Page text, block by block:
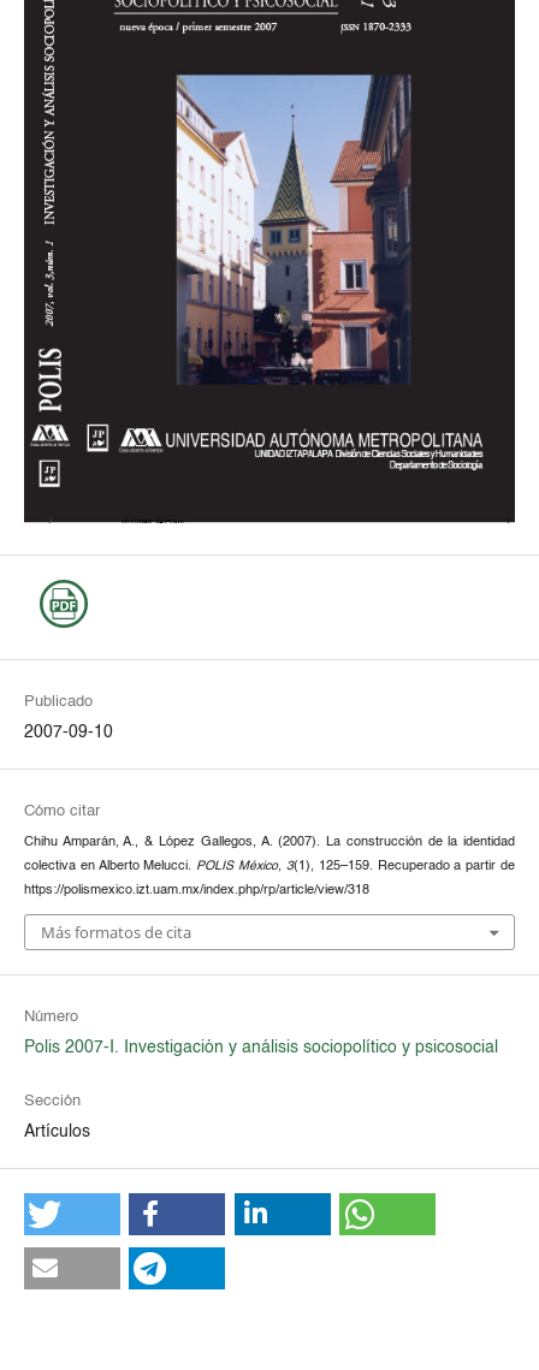
Publicado
2007-09-10
Cómo citar
Chihu Amparán, A., & López Gallegos, A. (2007). La construcción de la identidad
colectiva en Alberto Melucci. POLIS México, 3(1), 125–159. Recuperado a partir de
https://polismexico.izt.uam.mx/index.php/rp/article/view/318
Más formatos de cita
Número
Polis 2007-I. Investigación y análisis sociopolítico y psicosocial
Sección
Artículos